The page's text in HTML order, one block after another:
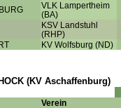
VLK Lampertheim
(BA)
KSV Landstuhl
(RHP)
KV Wolfsburg (ND)
(KV Aschaffenburg)
Verein